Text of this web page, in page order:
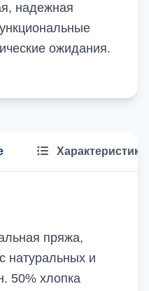
надежная
ожидания.
Характеристики
пряжа,
натуральных и
50% хлопка